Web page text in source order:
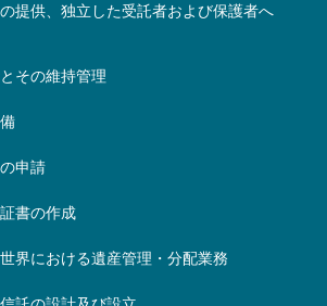
提供、独立した受託者および保護者へ
その維持管理
申請
書の作成
界における遺産管理・分配業務